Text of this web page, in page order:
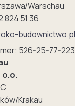
Warschau
824 51 36
budownictwo.pl
526-25-77-223
o.o.
Krakau